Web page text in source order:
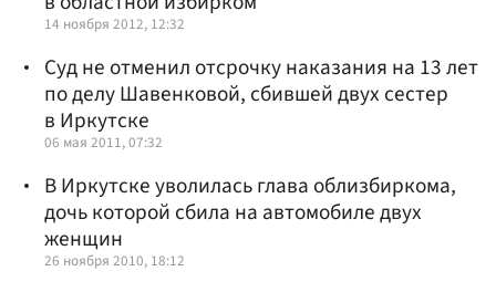
14 ноября 2012, 12:32
Суд не отменил отсрочку наказания на 13 лет
по делу Шавенковой, сбившей двух сестер
в Иркутске
06 мая 2011, 07:32
В Иркутске уволилась глава облизбиркома,
дочь которой сбила на автомобиле двух
женщин
26 ноября 2010, 18:12